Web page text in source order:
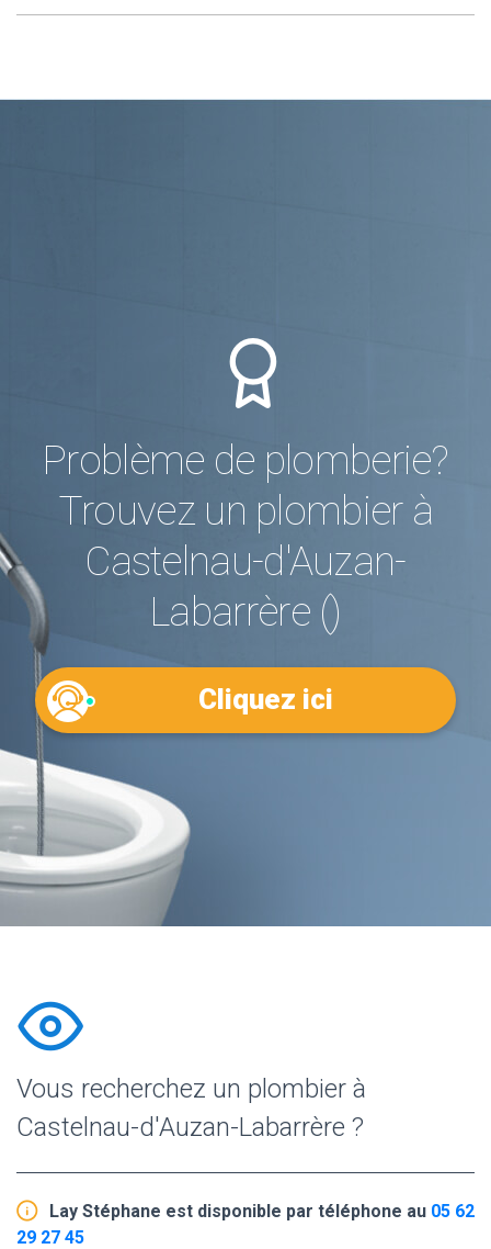
Problème de plomberie?
Trouvez un plombier à
Castelnau-d'Auzan-
Labarrère ()
Cliquez ici
Vous recherchez un plombier à
Castelnau-d'Auzan-Labarrère ?
Lay Stéphane est disponible par téléphone au 05 62
29 27 45